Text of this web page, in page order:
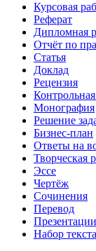
Курсовая
Реферат
Дипломная
Отчёт по
Статья
Доклад
Рецензия
Монография
Решение
Бизнес-план
Ответы на
Творческая
Эссе
Чертёж
Сочинения
Перевод
Презентации
Набор текста